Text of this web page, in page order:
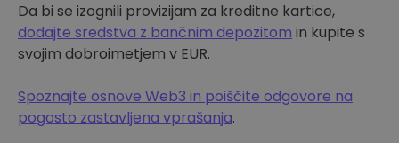
Da bi se izognili provizijam za kreditne kartice,
dodajte sredstva z bančnim depozitom in kupite s
svojim dobroimetjem v EUR.
Spoznajte osnove Web3 in poiščite odgovore na
pogosto zastavljena vprašanja.